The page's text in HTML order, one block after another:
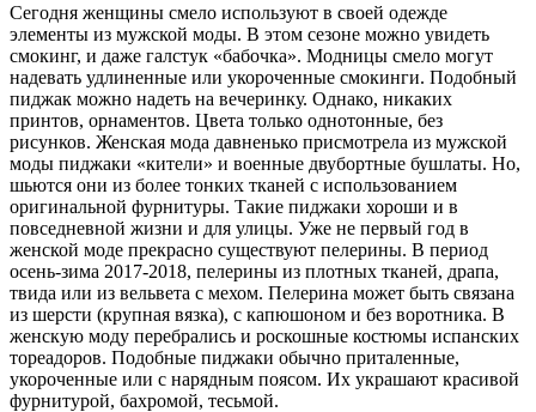
Сегодня женщины смело используют в своей одежде
элементы из мужской моды. В этом сезоне можно увидеть
смокинг, и даже галстук «бабочка». Модницы смело могут
надевать удлиненные или укороченные смокинги. Подобный
пиджак можно надеть на вечеринку. Однако, никаких
принтов, орнаментов. Цвета только однотонные, без
рисунков. Женская мода давненько присмотрела из мужской
моды пиджаки «кители» и военные двубортные бушлаты. Но,
шьются они из более тонких тканей с использованием
оригинальной фурнитуры. Такие пиджаки хороши и в
повседневной жизни и для улицы. Уже не первый год в
женской моде прекрасно существуют пелерины. В период
осень-зима 2017-2018, пелерины из плотных тканей, драпа,
твида или из вельвета с мехом. Пелерина может быть связана
из шерсти (крупная вязка), с капюшоном и без воротника. В
женскую моду перебрались и роскошные костюмы испанских
тореадоров. Подобные пиджаки обычно приталенные,
укороченные или с нарядным поясом. Их украшают красивой
фурнитурой, бахромой, тесьмой.